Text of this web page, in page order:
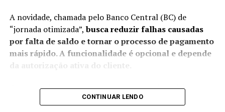
a última revisão, em 2018, foram relevantes,
porém persistem obstáculos que limitam a atuação da
autoridade monetária.
“As autoridades demonstraram avanços substanciais,
jurídica e limitações de autoridade legal.”
no comércio com os norte-americanos.
Os estadunidenses elencaram seis temas para
decidir sobre a taxação:
sociais;
desmatamento ilegal;
A novidade, chamada pelo Banco Central (BC) de
“jornada otimizada”,busca reduzir falhas causadas
por falta de saldo e tornar o processo de pagamento
mais rápido. A funcionalidade é opcional e depende
da autorização ativa do cliente.
Com a mudança, ao conectar uma conta bancária a uma
carteira digital ou autorizar movimentações
CONTINUAR LENDO